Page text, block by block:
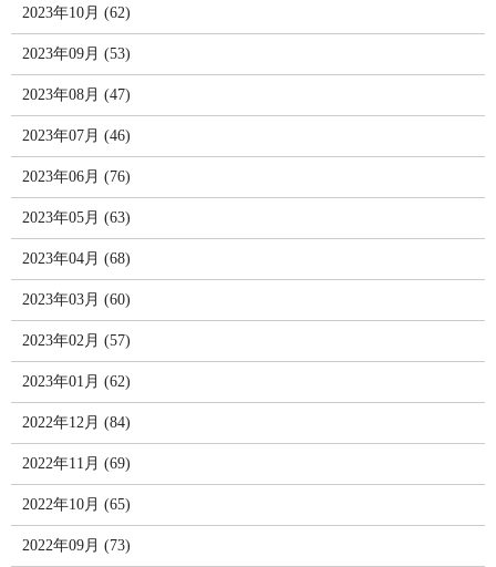
2023年10月 (62)
2023年09月 (53)
2023年08月 (47)
2023年07月 (46)
2023年06月 (76)
2023年05月 (63)
2023年04月 (68)
2023年03月 (60)
2023年02月 (57)
2023年01月 (62)
2022年12月 (84)
2022年11月 (69)
2022年10月 (65)
2022年09月 (73)